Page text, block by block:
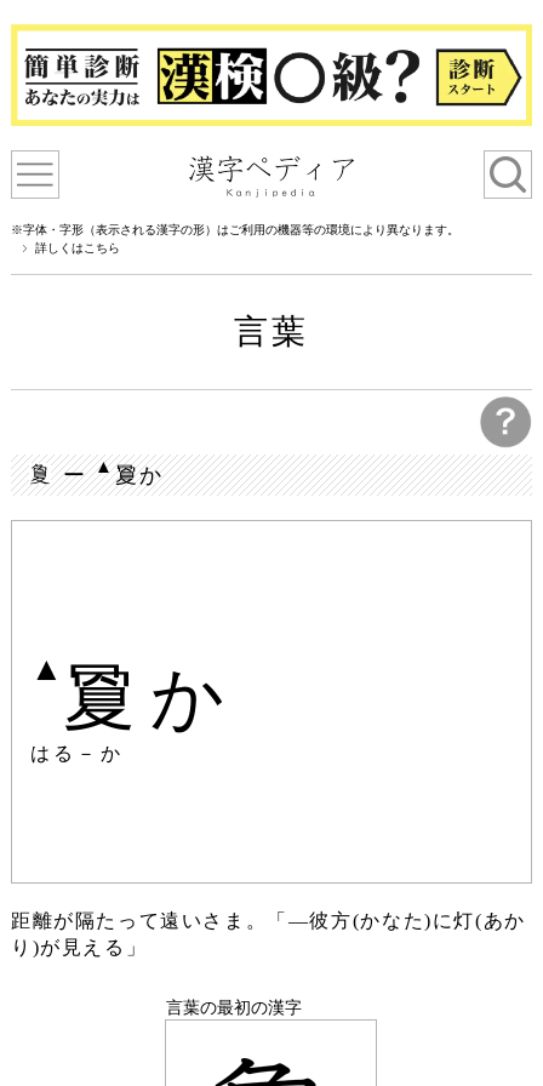
※字体・字形（表示される漢字の形）はご利用の機器等の環境により異なります。
詳しくはこちら
言葉
ー▲夐か
▲ 夐か
はる－か
距離が隔たって遠いさま。「―彼方(かなた)に灯(あか
り)が見える」
言葉の最初の漢字